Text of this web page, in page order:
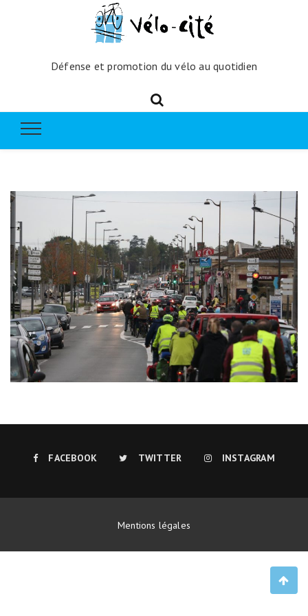
Défense et promotion du vélo au quotidien
FACEBOOK TWITTER INSTAGRAM
Mentions légales